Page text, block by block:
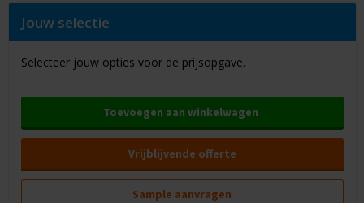
Jouw selectie
Selecteer jouw opties voor de prijsopgave.
Toevoegen aan winkelwagen
Vrijblijvende offerte
Sample aanvragen